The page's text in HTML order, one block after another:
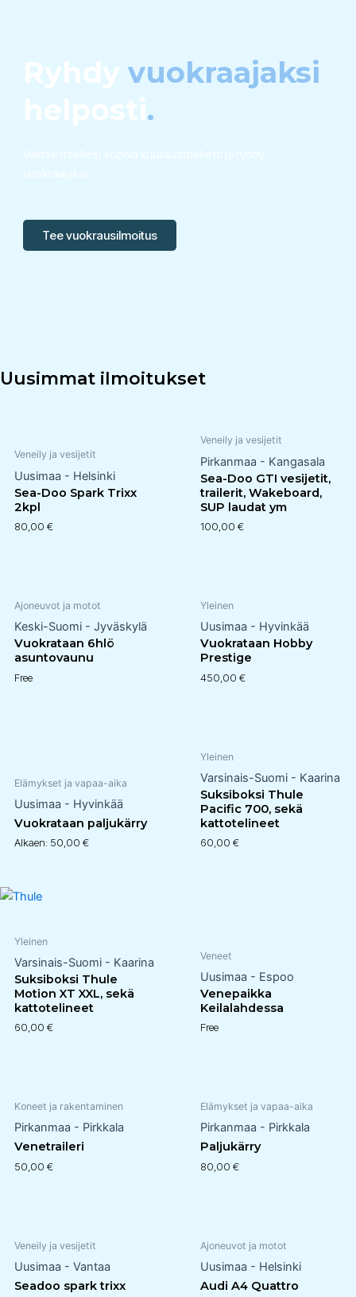
Ryhdyvuokraajaksi
helposti.
Valitse itsellesi sopiva kuukausipaketti ja ryhdy
vuokraajaksi.
Tee vuokrausilmoitus
Uusimmat ilmoitukset
Veneily ja vesijetit
Uusimaa - Helsinki
Sea-Doo Spark Trixx
2kpl
80,00 €
Veneily ja vesijetit
Pirkanmaa - Kangasala
Sea-Doo GTI vesijetit,
trailerit, Wakeboard,
SUP laudat ym
100,00 €
Ajoneuvot ja motot
Keski-Suomi - Jyväskylä
Vuokrataan 6hlö
asuntovaunu
Free
Yleinen
Uusimaa - Hyvinkää
Vuokrataan Hobby
Prestige
450,00 €
Elämykset ja vapaa-aika
Uusimaa - Hyvinkää
Vuokrataan paljukärry
Alkaen: 50,00 €
Yleinen
Varsinais-Suomi - Kaarina
Suksiboksi Thule
Pacific 700, sekä
kattotelineet
60,00 €
Yleinen
Varsinais-Suomi - Kaarina
Suksiboksi Thule
Motion XT XXL, sekä
kattotelineet
60,00 €
Veneet
Uusimaa - Espoo
Venepaikka
Keilalahdessa
Free
Koneet ja rakentaminen
Pirkanmaa - Pirkkala
Venetraileri
50,00 €
Elämykset ja vapaa-aika
Pirkanmaa - Pirkkala
Paljukärry
80,00 €
Veneily ja vesijetit
Uusimaa - Vantaa
Seadoo spark trixx
Ajoneuvot ja motot
Uusimaa - Helsinki
Audi A4 Quattro